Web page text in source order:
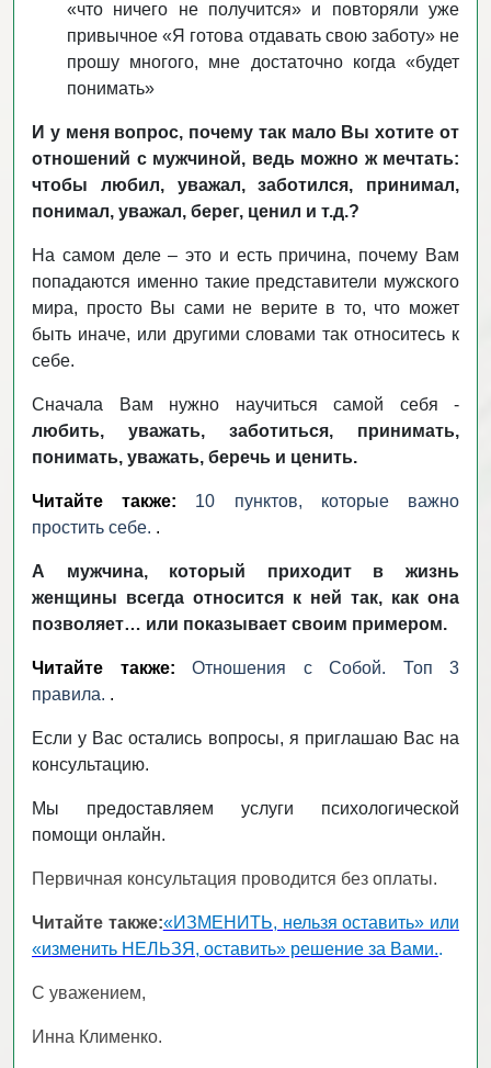
«что ничего не получится» и повторяли уже
привычное «Я готова отдавать свою заботу» не
прошу многого, мне достаточно когда «будет
понимать»
И у меня вопрос, почему так мало Вы хотите от
отношений с мужчиной, ведь можно ж мечтать:
чтобы любил, уважал, заботился, принимал,
понимал, уважал, берег, ценил и т.д.?
На самом деле – это и есть причина, почему Вам
попадаются именно такие представители мужского
мира, просто Вы сами не верите в то, что может
быть иначе, или другими словами так относитесь к
себе.
Сначала Вам нужно научиться самой себя -
любить, уважать, заботиться, принимать,
понимать, уважать, беречь и ценить.
Читайте также:
10 пунктов, которые важно
простить себе. .
А мужчина, который приходит в жизнь
женщины всегда относится к ней так, как она
позволяет… или показывает своим примером.
Читайте также:
Отношения с Собой. Топ 3
правила. .
Если у Вас остались вопросы, я приглашаю Вас на
консультацию.
Мы предоставляем услуги психологической
помощи онлайн.
Первичная консультация проводится без оплаты.
Читайте также:«ИЗМЕНИТЬ, нельзя оставить» или
«изменить НЕЛЬЗЯ, оставить» решение за Вами..
С уважением,
Инна Клименко.